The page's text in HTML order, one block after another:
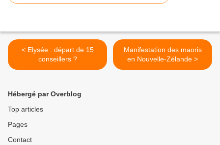
< Elysée : départ de 15
conseillers ?
Manifestation des maoris
en Nouvelle-Zélande >
Hébergé par Overblog
Top articles
Pages
Contact